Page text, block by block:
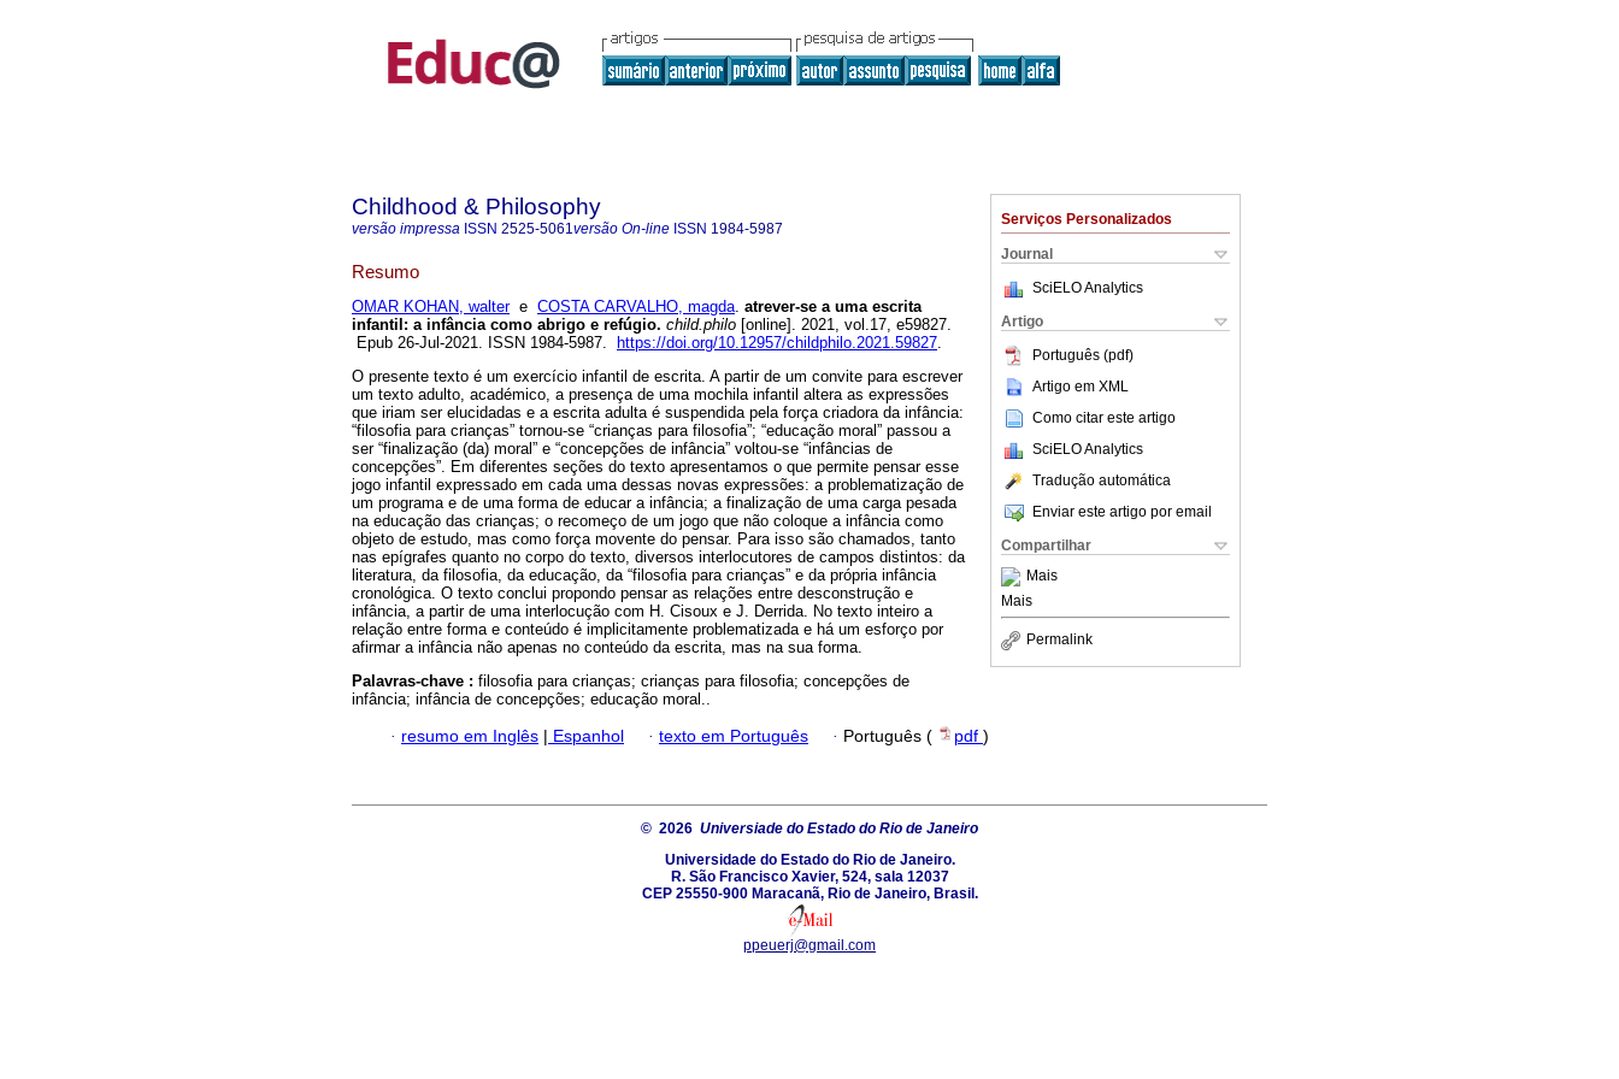
Serviços Personalizados
Journal
SciELO Analytics
Artigo
Português (pdf)
Artigo em XML
Como citar este artigo
SciELO Analytics
Tradução automática
Enviar este artigo por email
Compartilhar
Mais
Mais
Permalink
Childhood & Philosophy
versão impressa ISSN 2525-5061versão On-line ISSN 1984-5987
Resumo
OMAR KOHAN, waltere COSTA CARVALHO, magda. atrever-se a uma escrita
infantil: a infância como abrigo e refúgio. child.philo [online]. 2021, vol.17, e59827.
Epub 26-Jul-2021. ISSN 1984-5987.
https://doi.org/10.12957/childphilo.2021.59827.
O presente texto é um exercício infantil de escrita. A partir de um convite para escrever
um texto adulto, académico, a presença de uma mochila infantil altera as expressões
que iriam ser elucidadas e a escrita adulta é suspendida pela força criadora da infância:
“filosofia para crianças” tornou-se “crianças para filosofia”; “educação moral” passou a
ser “finalização (da) moral” e “concepções de infância” voltou-se “infâncias de
concepções”. Em diferentes seções do texto apresentamos o que permite pensar esse
jogo infantil expressado em cada uma dessas novas expressões: a problematização de
um programa e de uma forma de educar a infância; a finalização de uma carga pesada
na educação das crianças; o recomeço de um jogo que não coloque a infância como
objeto de estudo, mas como força movente do pensar. Para isso são chamados, tanto
nas epígrafes quanto no corpo do texto, diversos interlocutores de campos distintos: da
literatura, da filosofia, da educação, da “filosofia para crianças” e da própria infância
cronológica. O texto conclui propondo pensar as relações entre desconstrução e
infância, a partir de uma interlocução com H. Cisoux e J. Derrida. No texto inteiro a
relação entre forma e conteúdo é implicitamente problematizada e há um esforço por
afirmar a infância não apenas no conteúdo da escrita, mas na sua forma.
Palavras-chave : filosofia para crianças; crianças para filosofia; concepções de
infância; infância de concepções; educação moral..
· resumo em Inglês | Espanhol · texto em Português · Português ( pdf )
© 2026 Universiade do Estado do Rio de Janeiro
Universidade do Estado do Rio de Janeiro.
R. São Francisco Xavier, 524, sala 12037
CEP 25550-900 Maracanã, Rio de Janeiro, Brasil.
ppeuerj@gmail.com